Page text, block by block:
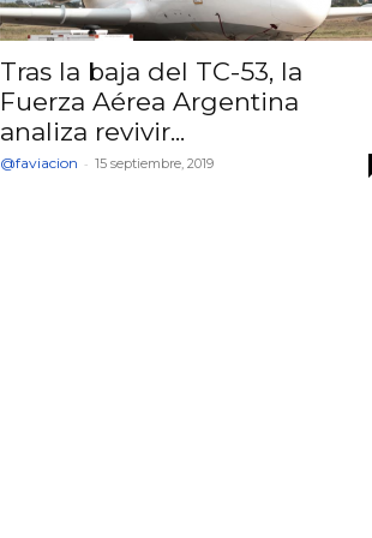
Tras la baja del TC-53, la
Fuerza Aérea Argentina
analiza revivir...
@faviacion - 15 septiembre, 2019